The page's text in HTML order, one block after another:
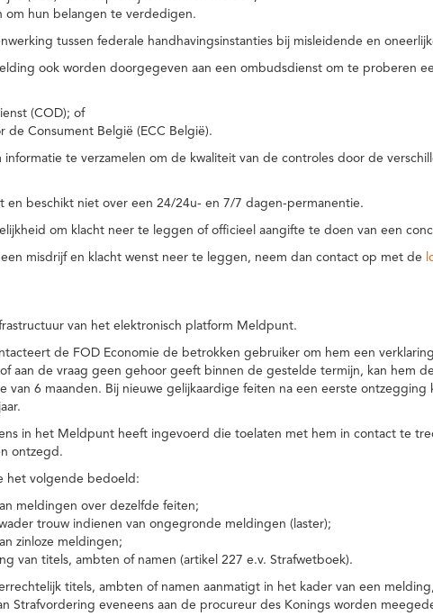
om hun belangen te verdedigen.
tussen federale handhavingsinstanties bij misleidende en
ook worden doorgegeven aan een ombudsdienst om te proberen
(COD); of
de Consument België (ECC België).
te verzamelen om de kwaliteit van de controles door de
en beschikt niet over een 24/24u- en 7/7 dagen-permanentie.
om klacht neer te leggen of officieel aangifte te doen van een
misdrijf en klacht wenst neer te leggen, neem dan contact op met de
van het elektronisch platform Meldpunt.
de FOD Economie de betrokken gebruiker om hem een
aan de vraag geen gehoor geeft binnen de gestelde termijn, kan hem
van 6 maanden. Bij nieuwe gelijkaardige feiten na een eerste
in het Meldpunt heeft ingevoerd die toelaten met hem in contact te
ontzegd.
het volgende bedoeld:
meldingen over dezelfde feiten;
trouw indienen van ongegronde meldingen (laster);
zinloze meldingen;
van titels, ambten of namen (artikel 227 e.v. Strafwetboek).
titels, ambten of namen aanmatigt in het kader van een
Strafvordering eveneens aan de procureur des Konings worden